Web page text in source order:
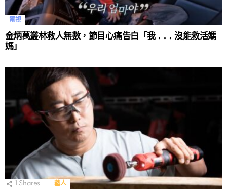
電視
金炳萬叢林救人無數，節目心痛告白「我 . . . 沒能救活媽
媽」
Shares 藝人